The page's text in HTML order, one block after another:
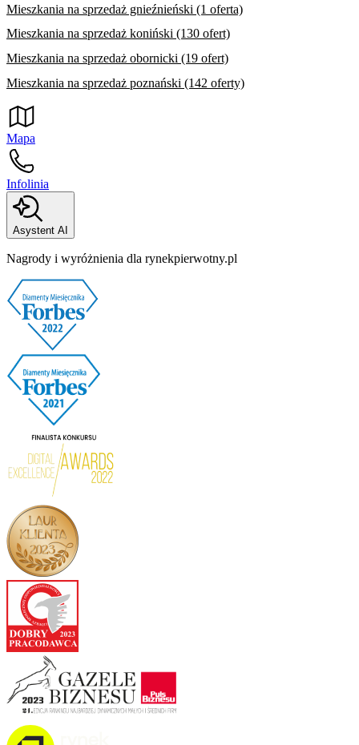
Mieszkania na sprzedaż gnieźnieński (1 oferta)
Mieszkania na sprzedaż koniński (130 ofert)
Mieszkania na sprzedaż obornicki (19 ofert)
Mieszkania na sprzedaż poznański (142 oferty)
Mapa
Infolinia
Asystent AI
Nagrody i wyróżnienia dla rynekpierwotny.pl